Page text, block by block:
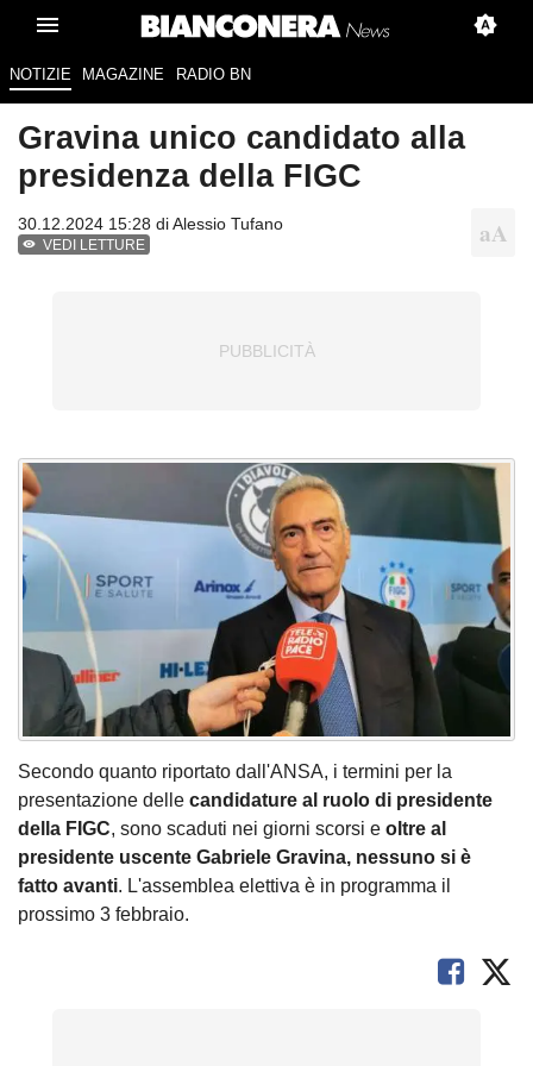
NOTIZIE MAGAZINE RADIO BN
Gravina unico candidato alla
presidenza della FIGC
30.12.2024 15:28 diAlessio Tufano
VEDI LETTURE
Secondo quanto riportato dall'ANSA, i termini per la
presentazione delle candidature al ruolo di presidente
della FIGC, sono scaduti nei giorni scorsi e oltre al
presidente uscente Gabriele Gravina, nessuno si è
fatto avanti. L'assemblea elettiva è in programma il
prossimo 3 febbraio.